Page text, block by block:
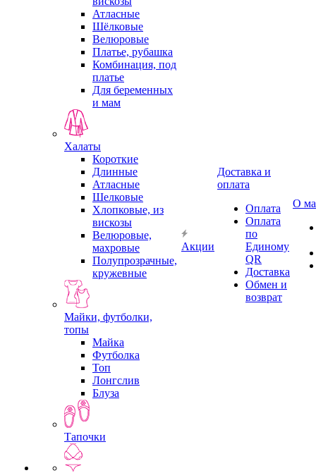
Атласные
Шёлковые
Велюровые
Платье, рубашка
Комбинация, под
платье
Для беременных
и мам
Халаты
Короткие
Длинные
Атласные
Шелковые
Хлопковые, из
вискозы
Велюровые,
махровые
Полупрозрачные,
кружевные
Майки, футболки,
топы
Майка
Футболка
Топ
Лонгслив
Блуза
Тапочки
Акции
Доставка и
оплата
Оплата
Оплата
по
Единому
QR
Доставка
Обмен и
возврат
О